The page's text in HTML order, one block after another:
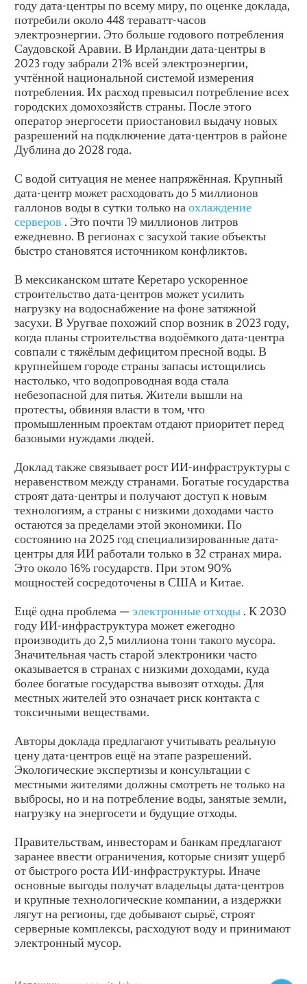
году дата-центры по всему миру, по оценке доклада,
потребили около 448 тераватт-часов
электроэнергии. Это больше годового потребления
Саудовской Аравии. В Ирландии дата-центры в
2023 году забрали 21% всей электроэнергии,
учтённой национальной системой измерения
потребления. Их расход превысил потребление всех
городских домохозяйств страны. После этого
оператор энергосети приостановил выдачу новых
разрешений на подключение дата-центров в районе
Дублина до 2028 года.
С водой ситуация не менее напряжённая. Крупный
дата-центр может расходовать до 5 миллионов
галлонов воды в сутки только на охлаждение
серверов . Это почти 19 миллионов литров
ежедневно. В регионах с засухой такие объекты
быстро становятся источником конфликтов.
В мексиканском штате Керетаро ускоренное
строительство дата-центров может усилить
нагрузку на водоснабжение на фоне затяжной
засухи. В Уругвае похожий спор возник в 2023 году,
когда планы строительства водоёмкого дата-центра
совпали с тяжёлым дефицитом пресной воды. В
крупнейшем городе страны запасы истощились
настолько, что водопроводная вода стала
небезопасной для питья. Жители вышли на
протесты, обвиняя власти в том, что
промышленным проектам отдают приоритет перед
базовыми нуждами людей.
Доклад также связывает рост ИИ-инфраструктуры с
неравенством между странами. Богатые государства
строят дата-центры и получают доступ к новым
технологиям, а страны с низкими доходами часто
остаются за пределами этой экономики. По
состоянию на 2025 год специализированные дата-
центры для ИИ работали только в 32 странах мира.
Это около 16% государств. При этом 90%
мощностей сосредоточены в США и Китае.
Ещё одна проблема — электронные отходы . К 2030
году ИИ-инфраструктура может ежегодно
производить до 2,5 миллиона тонн такого мусора.
Значительная часть старой электроники часто
оказывается в странах с низкими доходами, куда
более богатые государства вывозят отходы. Для
местных жителей это означает риск контакта с
токсичными веществами.
Авторы доклада предлагают учитывать реальную
цену дата-центров ещё на этапе разрешений.
Экологические экспертизы и консультации с
местными жителями должны смотреть не только на
выбросы, но и на потребление воды, занятые земли,
нагрузку на энергосети и будущие отходы.
Правительствам, инвесторам и банкам предлагают
заранее ввести ограничения, которые снизят ущерб
от быстрого роста ИИ-инфраструктуры. Иначе
основные выгоды получат владельцы дата-центров
и крупные технологические компании, а издержки
лягут на регионы, где добывают сырьё, строят
серверные комплексы, расходуют воду и принимают
электронный мусор.